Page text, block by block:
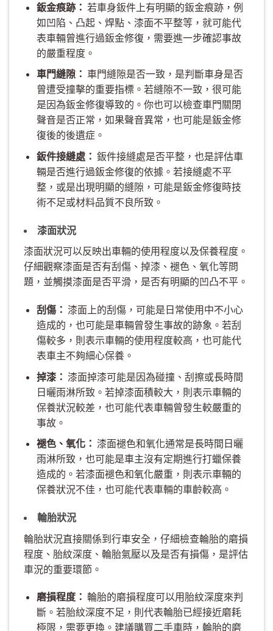
鈑金痕跡： 若車身鈑件上有明顯的鈑金痕跡，例
如凹陷、凸起、焊點、漆面不平整等，就可能代
表車輛曾進行過鈑金修復，需要進一步確認事故
的嚴重程度。
車門縫隙： 車門縫隙是否一致，是判斷車身是否
曾遭受撞擊的重要指標。若縫隙不一致，很可能
是因為鈑金修復導致的。你也可以檢查車門關閉
聲音是否正常，如果聲音異常，也可能是鈑金修
復後的後遺症。
鈑件接縫處： 鈑件接縫處是否平整，也是評估車
輛是否進行過鈑金修復的依據。若接縫處不平
整，或是出現明顯的縫隙，可能是鈑金修復時技
術不足或材料品質不良所致。
漆面狀況
漆面狀況可以反映出車輛的使用程度以及保養程度。
仔細觀察漆面是否有刮傷、掉漆、褪色、氧化等問
題，並觸摸漆面是否平滑，是否有明顯的凹凸不平。
刮傷： 漆面上的刮傷，可能是日常使用中不小心
造成的，也可能是車輛曾發生事故的跡象。若刮
傷較多，則表示車輛的使用程度較高，也可能代
表車主不夠細心保養。
掉漆： 漆面掉漆可能是因為碰撞、刮擦或長時間
日曬雨淋所致。若掉漆面積較大，則表示車輛的
保養狀況較差，也可能代表車輛曾發生較嚴重的
事故。
褪色、氧化： 漆面褪色和氧化通常是長時間日曬
雨淋所致，也可能是車主沒有定期進行打蠟保養
造成的。若漆面褪色和氧化嚴重，則表示車輛的
保養狀況不佳，也可能代表車輛的車齡較高。
輪胎狀況
輪胎狀況直接關係到行車安全，仔細檢查輪胎的磨損
程度、胎紋深度、輪胎氣壓以及是否有損傷，是評估
車況的重要環節。
磨損程度： 輪胎的磨損程度可以用胎紋深度來判
斷。若胎紋深度不足，則代表輪胎已經接近磨耗
極限，需要更換。建議購買二手車時，輪胎的磨